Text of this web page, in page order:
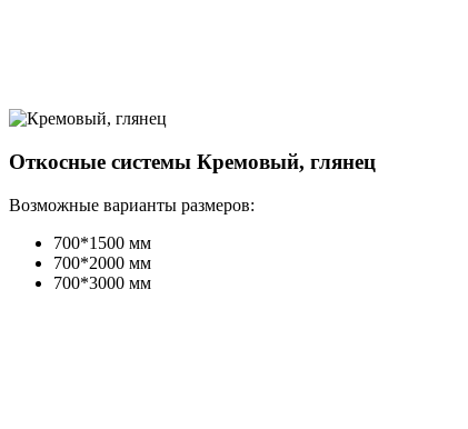
Откосные системы Кремовый, глянец
Возможные варианты размеров:
700*1500 мм
700*2000 мм
700*3000 мм